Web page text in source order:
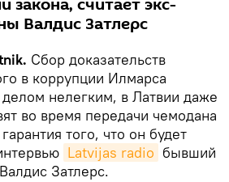
закона, считает экс-
Валдис Затлерс
Сбор доказательств
в коррупции Илмарса
нелегким, в Латвии даже
во время передачи чемодана
того, что он будет
Latvijas radio бывший
Затлерс.